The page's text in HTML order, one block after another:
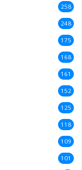
258
248
175
168
161
152
125
118
109
101